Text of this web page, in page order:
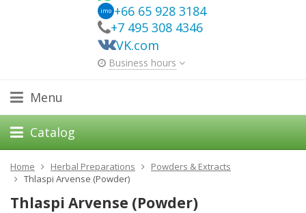
imo +66 65 928 3184
+7 495 308 4346
VK.com
Business hours
Menu
Catalog
Home Herbal Preparations
Powders & Extracts
Thlaspi Arvense (Powder)
Thlaspi Arvense (Powder)